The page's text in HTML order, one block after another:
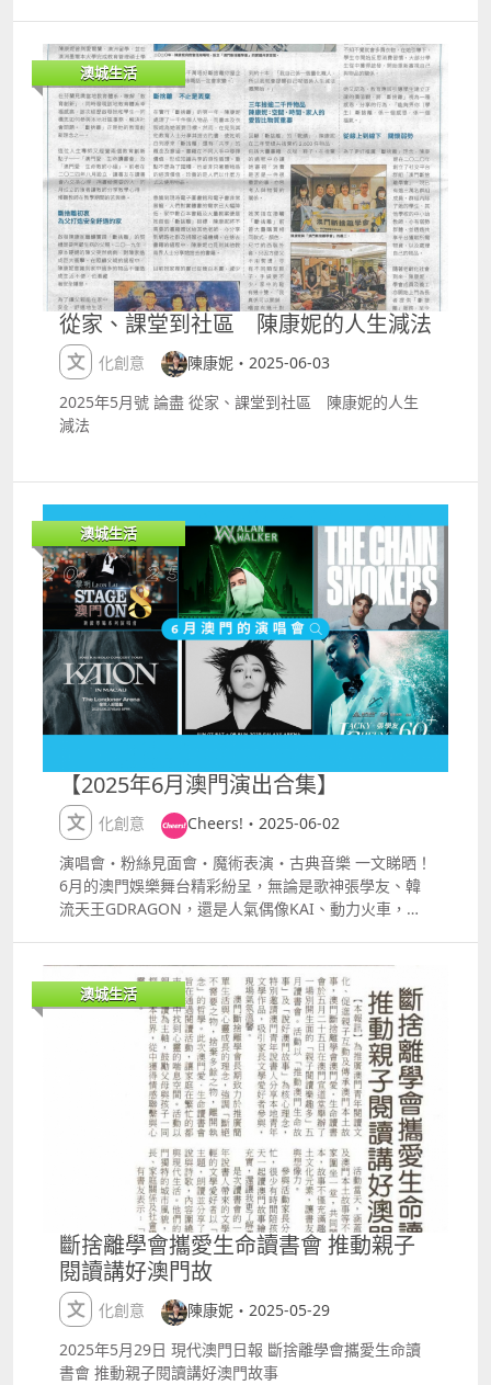
刻，為暑假增添更多色彩。詳情：
httpswww.icm.gov.momicaf2cnevent4553 購票及報
名小貼士 門票將於6月11日上午10時起在「享澳門售票
網」公開發售，名額有限，手快有手慢無。部分演出及
藝術體驗營設有親子套票及購票優惠，詳情請查看官方
網站。購票網址：
httpsticketing.enjoymacao.moprogrammeP660156
官方網站：httpswww.icm.gov.momicaf2cn 這個暑
假，讓藝術點亮孩子的童年！ 別讓孩子的暑假只待在家
裡，一齊去澳門國際兒童藝術節，讓藝術成為他們最美
好的回憶。精彩表演、親子互動、創意工作坊，驚喜連
連、笑聲不斷，把這個暑假變成孩子們最閃耀的藝術之
旅吧！
教育家陳康妮分享好書精髓，並由澳門說書人Karen
Lei帶領參與者親手設計獨具澳門特色的環保信封，傳
遞愛與綠色生活的理念。 陳康妮將分享其在教育與文化
領域的見解，並推薦與澳門歷史、文化和生活息息相關
的好書。工作坊上，參與者將學習如何將舊紙張、雜
誌、甚至廢棄布料轉化為精美的信封，並融入澳門元
素，打造屬於自己的quot;澳門故事信封quot;。 活動費
用全免，名額有限，需提前報名。詳情可電：六六九九
middot; 五六○○。
澳城生活
從家、課堂到社區 陳康妮的人生減法
文化創意
陳康妮・2025-06-03
2025年5月號 論盡 從家、課堂到社區 陳康妮的人生
減法
澳城生活
【2025年6月澳門演出合集】
文化創意
Cheers!・2025-06-02
演唱會・粉絲見面會・魔術表演・古典音樂 一文睇晒！
6月的澳門娛樂舞台精彩紛呈，無論是歌神張學友、韓
流天王GDRAGON，還是人氣偶像KAI、動力火車，亦
及精彩古典音樂會，仲有魔術表演，絕對唔可以錯過！
黎明Stage On 8演唱會2025 bull; 日期：2025年5月
31日、 6月 1日、6月7至8日、6月14至15日、6月 21
至22、6月 28至29日 bull; 地點：新濠影滙綜藝館
httpswww.studiocitymacau.comtcoffermelcostyler
esidencyconcertleonlai GDRAGON 2025 WORLD
TOUR Uuml;bermensch IN MACAU bull; 日期：
2025年6月6至8日 bull; 地點：銀河綜藝館 bull; 簡
介：韓國天王權志龍帶來全新世界巡演，融合新專輯及
經典曲目，舞台效果震撼，粉絲必看。 bull; 詳情：
httpswww.galaxymacau.comzhhantoffersentertain
mentgdragon2025worldtourubermenschmacaupr
esentedgalaxymacautm 2025 KAI SOLO
CONCERT TOUR lt; KAIONgt; IN MACAU bull; 日
期：2025年6月7日 bull; 地點：倫敦人綜藝館 bull; 簡
介：EXO成員KAI個人巡演，帶來多首熱門歌曲及精彩
舞台表演。 bull; 詳情：
澳城生活
斷捨離學會攜愛生命讀書會 推動親子
閱讀講好澳門故
文化創意
陳康妮・2025-05-29
2025年5月29日 現代澳門日報 斷捨離學會攜愛生命讀
書會 推動親子閱讀講好澳門故事